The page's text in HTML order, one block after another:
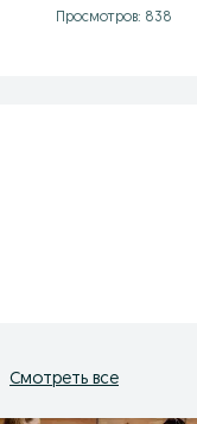
Просмотров: 838
Смотреть все